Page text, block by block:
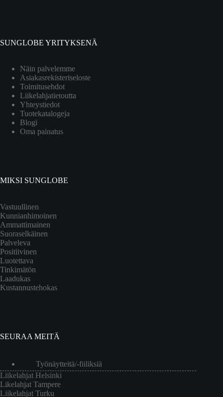
SUNGLOBE YRITYKSENÄ
Näin palvelemme
Asiakasrekisteriseloste
Toimitusehdot
Liikelahjatietoutta
Yhteystiedot
Tuotekatalogeja
Blogi
Oma painatus
MIKSI SUNGLOBE
Vastuullinen
Kunnianhimoinen
Ammattimainen
Suoraselkäinen
Palveleva
Positiivinen
Luotettava
Tinkimätön
Laadukas
Kustannustehokas
SEURAA MEITÄ
Työnäytteitä/-fiiliksiä
Liikelahjat Helsinki
Likelahjat Tampere
Liikelahjat Turku